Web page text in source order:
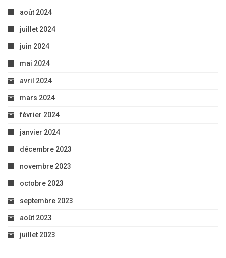
août 2024
juillet 2024
juin 2024
mai 2024
avril 2024
mars 2024
février 2024
janvier 2024
décembre 2023
novembre 2023
octobre 2023
septembre 2023
août 2023
juillet 2023